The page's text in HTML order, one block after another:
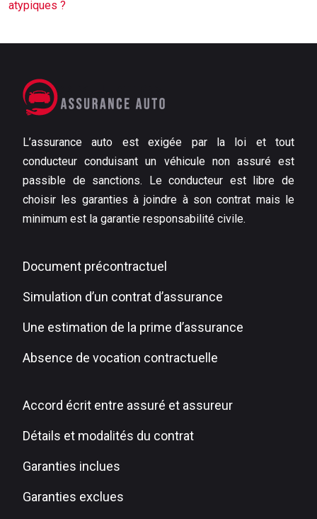
atypiques ?
L’assurance auto est exigée par la loi et tout
conducteur conduisant un véhicule non assuré est
passible de sanctions. Le conducteur est libre de
choisir les garanties à joindre à son contrat mais le
minimum est la garantie responsabilité civile.
Document précontractuel
Simulation d’un contrat d’assurance
Une estimation de la prime d’assurance
Absence de vocation contractuelle
Accord écrit entre assuré et assureur
Détails et modalités du contrat
Garanties inclues
Garanties exclues